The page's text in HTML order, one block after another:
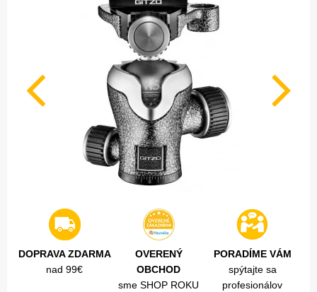
DOPRAVA ZDARMA
nad 99€
OVERENÝ
OBCHOD
sme SHOP ROKU
PORADÍME VÁM
spýtajte sa
profesionálov